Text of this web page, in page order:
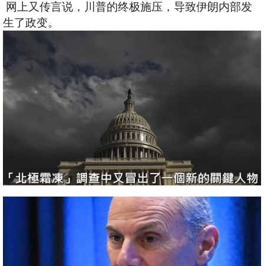
网上又传言说，川普的终极施压，导致伊朗内部发
生了政变。